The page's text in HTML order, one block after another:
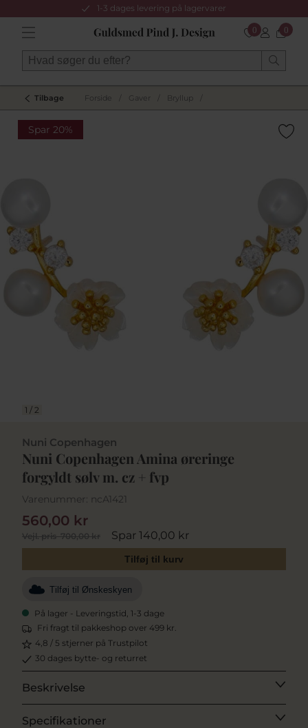
1-3 dages levering på lagervarer
0 0
Tilbage Forside Gaver Bryllup
Spar 20%
1 / 2
Nuni Copenhagen
Nuni Copenhagen Amina øreringe
forgyldt sølv m. cz + fvp
Varenummer: ncA1421
Vejl. pris700,00 kr Spar 140,00 kr
560,00 kr
Tilføj til kurv
Tilføj til Ønskeskyen
På lager - Leveringstid, 1-3 dage
Fri fragt til pakkeshop over 499 kr.
4,8 / 5 stjerner på Trustpilot
30 dages bytte- og returret
Beskrivelse
Specifikationer